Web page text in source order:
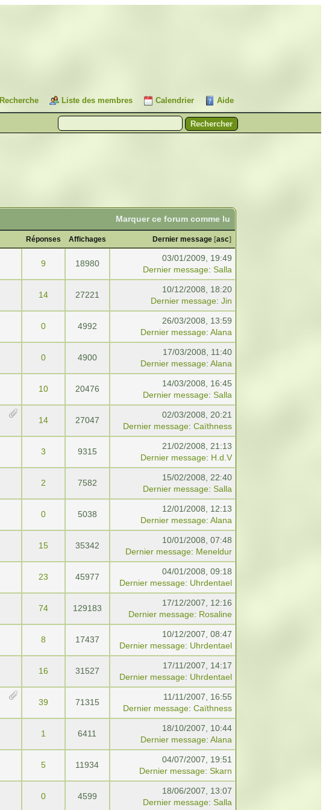
Recherche Liste des membres Calendrier Aide
Marquer ce forum comme lu
Réponses Affichages Dernier message [asc]
9 18980
03/01/2009, 19:49
Dernier message: Salla
14 27221
10/12/2008, 18:20
Dernier message: Jin
0 4992
26/03/2008, 13:59
Dernier message: Alana
0 4900
17/03/2008, 11:40
Dernier message: Alana
10 20476
14/03/2008, 16:45
Dernier message: Salla
14 27047
02/03/2008, 20:21
Dernier message: Caïthness
3 9315
21/02/2008, 21:13
Dernier message: H.d.V
2 7582
15/02/2008, 22:40
Dernier message: Salla
0 5038
12/01/2008, 12:13
Dernier message: Alana
15 35342
10/01/2008, 07:48
Dernier message: Meneldur
23 45977
04/01/2008, 09:18
Dernier message: Uhrdentael
74 129183
17/12/2007, 12:16
Dernier message: Rosaline
8 17437
10/12/2007, 08:47
Dernier message: Uhrdentael
16 31527
17/11/2007, 14:17
Dernier message: Uhrdentael
39 71315
11/11/2007, 16:55
Dernier message: Caïthness
1 6411
18/10/2007, 10:44
Dernier message: Alana
5 11934
04/07/2007, 19:51
Dernier message: Skarn
0 4599
18/06/2007, 13:07
Dernier message: Salla